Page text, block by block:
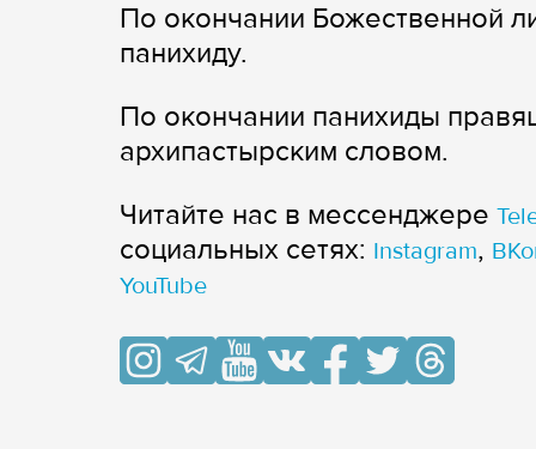
По окончании Божественной
панихиду.
По окончании панихиды
архипастырским словом.
Читайте нас в мессенджере
cоциальных сетях: Instagram,
YouTube